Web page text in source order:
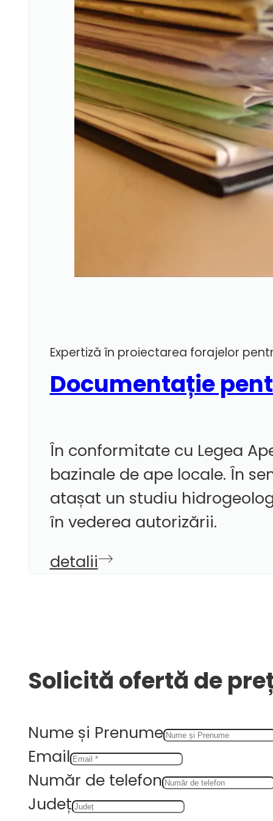
Documentație
Expertiză în proiectarea forajelor
În conformitate cu Legea
bazinale de ape locale. În
atașat un studiu
în vederea autorizării.
detalii
Solicită ofertă de
Nume și Prenume
Email
Număr de telefon
Județ